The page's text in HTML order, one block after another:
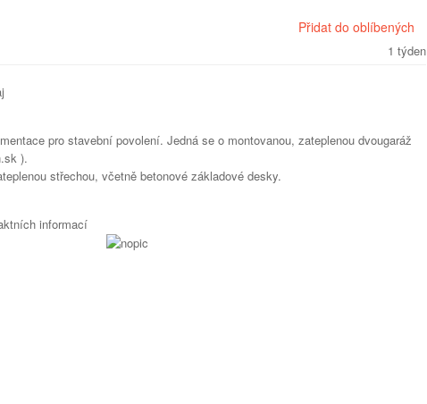
Přidat do oblíbených
1 týden
pro stavební povolení. Jedná se o montovanou, zateplenou dvougaráž
).
střechou, včetně betonové základové desky.
informací